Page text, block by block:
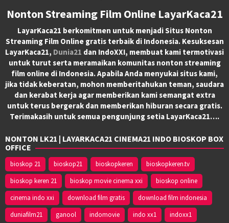
Nonton Streaming Film Online LayarKaca21
LayarKaca21 berkomitmen untuk menjadi Situs Nonton
Streaming Film Online gratis terbaik di Indonesia. Kesuksesan
LayarKaca21, Dunia21 dan IndoXXI, membuat kami termotivasi
untuk turut serta meramaikan komunitas nonton streaming
film online di Indonesia. Apabila Anda menyukai situs kami,
jika tidak keberatan, mohon memberitahukan teman, saudara
dan kerabat kerja agar memberikan kami semangat extra
untuk terus bergerak dan memberikan hiburan secara gratis.
Terimakasih untuk semua pengunjung setia LayarKaca21….
NONTON LK21 | LAYARKACA21 CINEMA21 INDO BIOSKOP BOX
OFFICE
bioskop 21 bioskop21 bioskopkeren
bioskopkeren.tv
bioskop keren 21
bioskop movie cinema xxi
bioskop online
cinema indo xxi
download film gratis
download film indonesia
duniafilm21
ganool indomovie indo xx1
indoxx1